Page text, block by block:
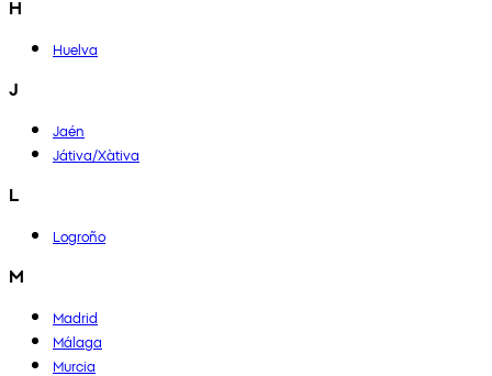
H
Huelva
J
Jaén
Játiva/Xàtiva
L
Logroño
M
Madrid
Málaga
Murcia